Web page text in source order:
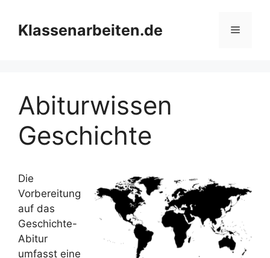
Inhalt
springenKlassenarbeiten.de Menü
Abiturwissen
Geschichte
Die
Vorbereitung
auf das
Geschichte-
Abitur
umfasst eine